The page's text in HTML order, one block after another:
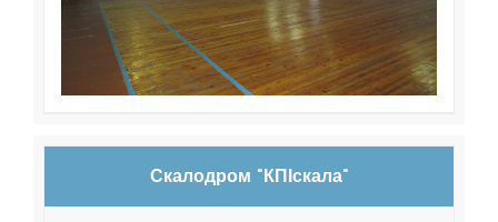
Скалодром "КПІскала"